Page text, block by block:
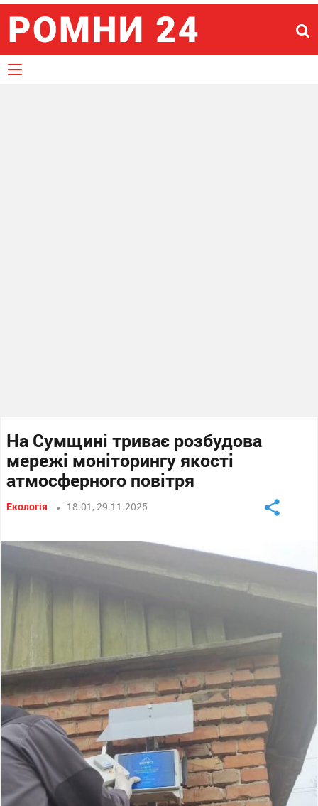
На Сумщині триває розбудова
мережі моніторингу якості
атмосферного повітря
Екологія 18:01, 29.11.2025